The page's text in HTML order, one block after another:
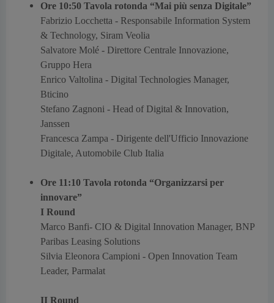
Ore 10:50 Tavola rotonda “Mai più senza Digitale”
Fabrizio Locchetta - Responsabile Information System
& Technology, Siram Veolia
Salvatore Molé - Direttore Centrale Innovazione,
Gruppo Hera
Enrico Valtolina - Digital Technologies Manager,
Bticino
Stefano Zagnoni - Head of Digital & Innovation,
Janssen
Francesca Zampa - Dirigente dell'Ufficio Innovazione
Digitale, Automobile Club Italia
Ore 11:10 Tavola rotonda “Organizzarsi per
innovare”
I Round
Marco Banfi- CIO & Digital Innovation Manager, BNP
Paribas Leasing Solutions
Silvia Eleonora Campioni - Open Innovation Team
Leader, Parmalat
II Round